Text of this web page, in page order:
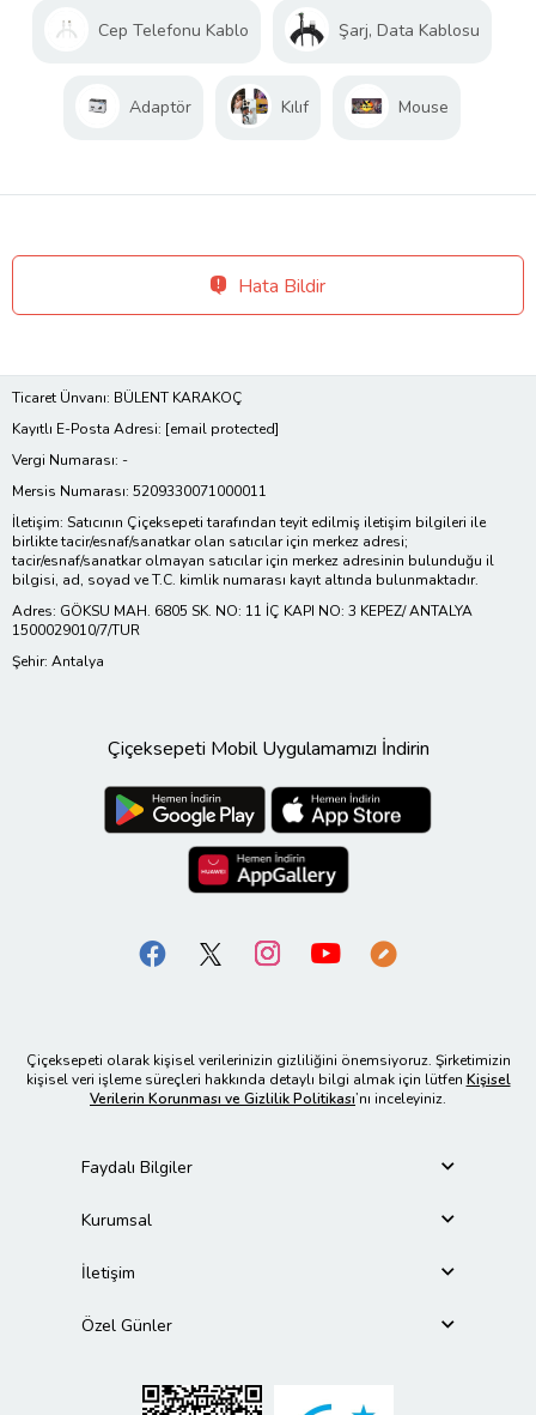
Cep Telefonu Kablo Şarj, Data Kablosu
Adaptör Kılıf Mouse
Hata Bildir
Ticaret Ünvanı: BÜLENT KARAKOÇ
Kayıtlı E-Posta Adresi: [email protected]
Vergi Numarası: -
Mersis Numarası: 5209330071000011
İletişim: Satıcının Çiçeksepeti tarafından teyit edilmiş iletişim bilgileri ile
birlikte tacir/esnaf/sanatkar olan satıcılar için merkez adresi;
tacir/esnaf/sanatkar olmayan satıcılar için merkez adresinin bulunduğu il
bilgisi, ad, soyad ve T.C. kimlik numarası kayıt altında bulunmaktadır.
Adres: GÖKSU MAH. 6805 SK. NO: 11 İÇ KAPI NO: 3 KEPEZ/ ANTALYA
1500029010/7/TUR
Şehir: Antalya
Çiçeksepeti Mobil Uygulamamızı İndirin
Çiçeksepeti olarak kişisel verilerinizin gizliliğini önemsiyoruz. Şirketimizin
kişisel veri işleme süreçleri hakkında detaylı bilgi almak için lütfen Kişisel
Verilerin Korunması ve Gizlilik Politikası’nı inceleyiniz.
Faydalı Bilgiler
Kurumsal
İletişim
Özel Günler